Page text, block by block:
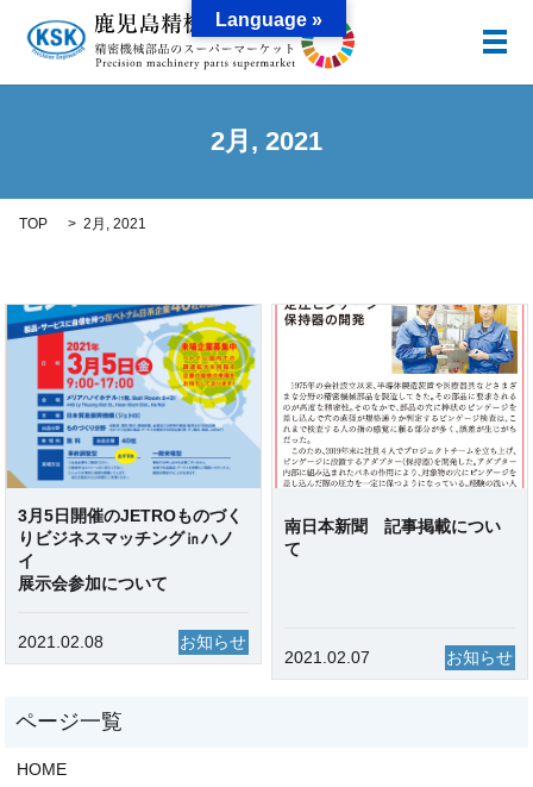
メ
2月, 2021
TOP 2月, 2021
3月5日開催のJETROものづく
りビジネスマッチング㏌ハノ
イ
展示会参加について
2021.02.08 お知らせ
南日本新聞 記事掲載につい
て
2021.02.07 お知らせ
HOME
Language »